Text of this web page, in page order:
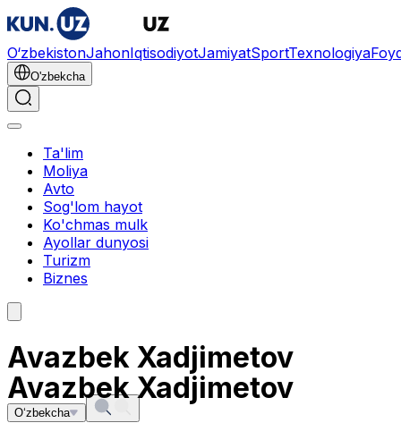
O‘zbekistonJahonIqtisodiyotJamiyatSportTexnologiya
O'zbekcha
Ta'lim
Moliya
Avto
Sog'lom hayot
Ko'chmas mulk
Ayollar dunyosi
Turizm
Biznes
Avazbek Xadjimetov
O‘zbekcha
Avazbek Xadjimetov